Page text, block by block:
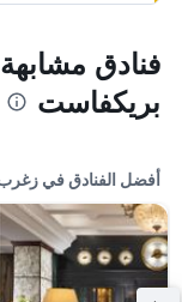
فنادق مشابهة
بريكفاست
أفضل الفنادق في